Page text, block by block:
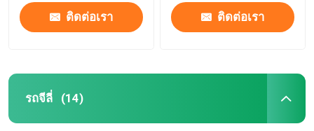
ติดต่อเรา ติดต่อเรา
รถจีลี่ (14)